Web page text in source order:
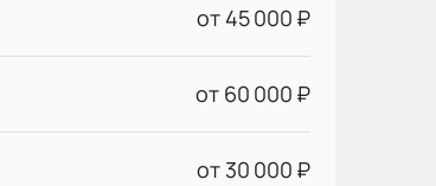
от 45 000 ₽
от 60 000 ₽
от 30 000 ₽